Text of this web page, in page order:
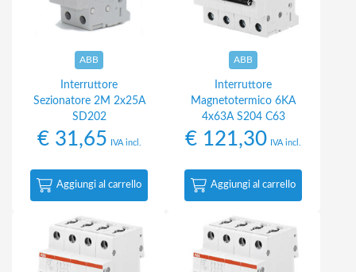
ABB
Interruttore
Sezionatore 2M 2x25A
SD202
€31,65 IVA incl.
Aggiungi al carrello
ABB
Interruttore
Magnetotermico 6KA
4x63A S204 C63
€ 121,30 IVA incl.
Aggiungi al carrello